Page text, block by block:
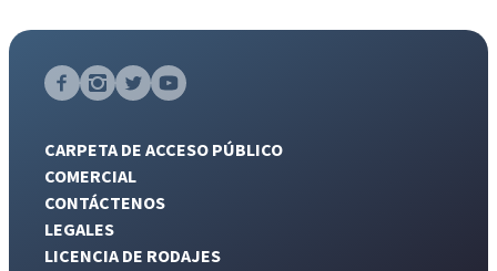
CARPETA DE ACCESO PÚBLICO
COMERCIAL
CONTÁCTENOS
LEGALES
LICENCIA DE RODAJES